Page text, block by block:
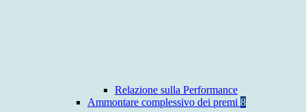
Relazione sulla Performance
Ammontare complessivo dei premi 8